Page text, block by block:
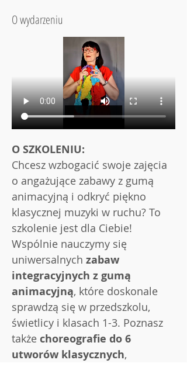
O wydarzeniu
O SZKOLENIU:
Chcesz wzbogacić swoje zajęcia
o angażujące zabawy z gumą
animacyjną i odkryć piękno
klasycznej muzyki w ruchu? To
szkolenie jest dla Ciebie!
Wspólnie nauczymy się
uniwersalnych zabaw
integracyjnych z gumą
animacyjną, które doskonale
sprawdzą się w przedszkolu,
świetlicy i klasach 1-3. Poznasz
także choreografie do 6
utworów klasycznych,